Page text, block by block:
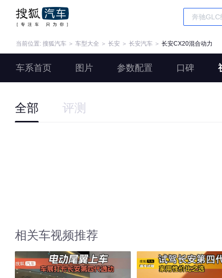
当前位置: 搜狐汽车 ＞ 车型大全 ＞ 长安 ＞ 长安汽车 ＞ 长安CX20混合动力
车系首页 图片 参数配置 口碑
全部 评测
相关车视频推荐